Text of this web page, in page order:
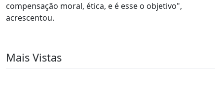
compensação moral, ética, e é esse o objetivo",
acrescentou.
Mais Vistas